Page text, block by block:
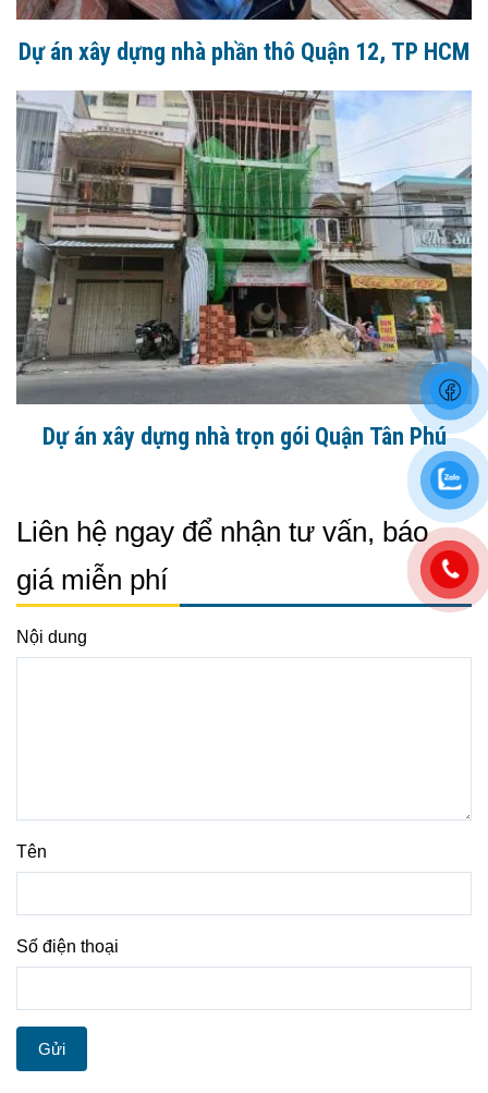
Dự án xây dựng nhà phần thô Quận 12, TP HCM
Dự án xây dựng nhà trọn gói Quận Tân Phú
Liên hệ ngay để nhận tư vấn, báo
giá miễn phí
Nội dung
Tên
Số điện thoại
Gửi